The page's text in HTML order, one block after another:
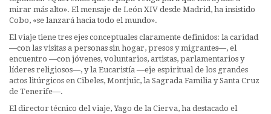
mirar más alto». El mensaje de León XIV desde Madrid, ha insistido
Cobo, «se lanzará hacia todo el mundo».
El viaje tiene tres ejes conceptuales claramente definidos: la caridad
—con las visitas a personas sin hogar, presos y migrantes—, el
encuentro —con jóvenes, voluntarios, artistas, parlamentarios y
líderes religiosos—, y la Eucaristía —eje espiritual de los grandes
actos litúrgicos en Cibeles, Montjuïc, la Sagrada Familia y Santa Cruz
de Tenerife—.
El director técnico del viaje, Yago de la Cierva, ha destacado el